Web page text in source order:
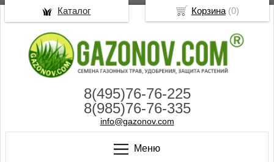
8(495)76-76-225
8(985)76-76-335
info@gazonov.com
Меню
Корзина(0)
Каталог